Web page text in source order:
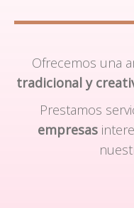
Ofrecemos una
tradicional y
Prestamos
empresas